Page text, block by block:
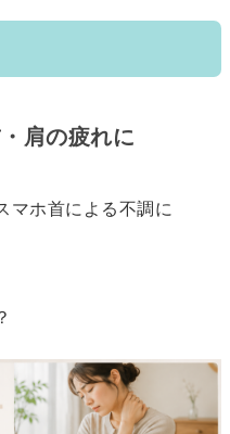
肩の疲れに
ホ首による不調に